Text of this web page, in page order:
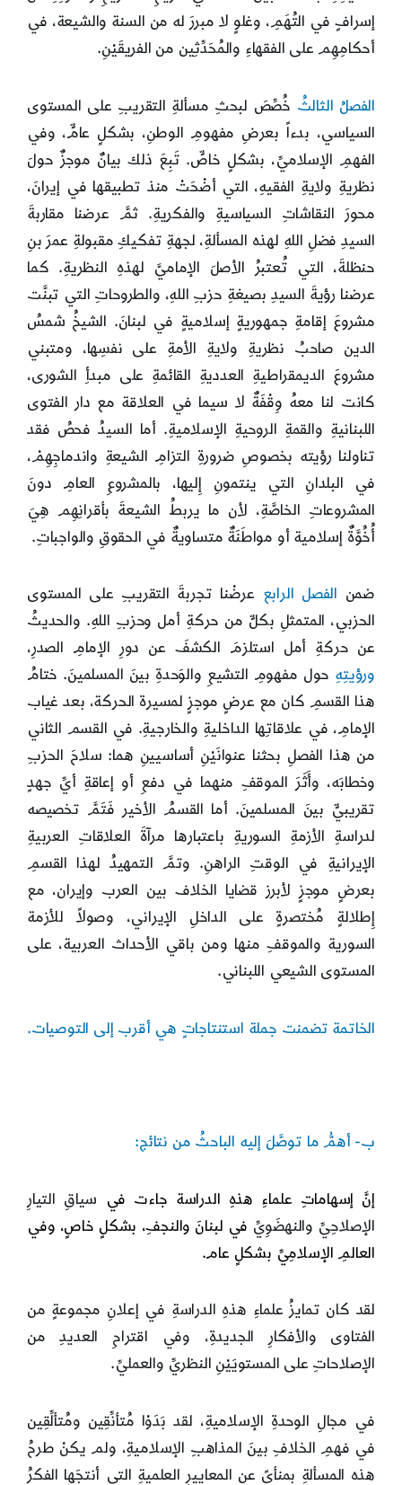
إسرافٍ في التُهَمِ، وغلوٍ لا مبررَ له من السنة والشيعة، في
أحكامِهِم على الفقهاءِ والمُحَدِّثِين من الفريقَيْنِ.
الفصلُ الثالثُ خُصِّصَ لبحثِ مسألةِ التقريبِ على المستوى
السياسي، بدءاً بعرضِ مفهومِ الوطنِ، بشكلٍ عامٍّ، وفي
الفهمِ الإسلاميِّ، بشكلٍ خاصٍّ. تَبِعَ ذلك بيانٌ موجزٌ حولَ
نظريةِ ولايةِ الفقيهِ، التي أضْحَتْ منذ تطبيقها في إيرانَ،
محورَ النقاشاتِ السياسيةِ والفكريةِ. ثمَّ عرضنا مقاربةَ
السيدِ فضلِ اللهِ لهذه المسألةِ، لجهةِ تفكيكِ مقبولةِ عمرَ بنِ
حنظلةَ، التي تُعتبرُ الأصلَ الإماميَّ لهذهِ النظريةِ. كما
عرضنا رؤيةَ السيدِ بصيغةِ حزبِ اللهِ، والطروحاتِ التي تبنَّت
مشروعَ إقامةِ جمهوريةٍ إسلاميةٍ في لبنانَ. الشيخُ شمسُ
الدين صاحبُ نظريةِ ولايةِ الأمةِ على نفسِها، ومتبني
مشروعَ الديمقراطيةِ العدديةِ القائمةِ على مبدأِ الشورى،
كانت لنا معهُ وِقْفَةٌ لا سيما في العلاقة مع دار الفتوى
اللبنانيةِ والقمةِ الروحيةِ الإسلاميةِ. أما السيدُ فحصُ فقد
تناولنا رؤيته بخصوصِ ضرورةِ التزامِ الشيعةِ واندماجِهِمْ،
في البلدانِ التي ينتمونِ إِليها، بالمشروعِ العامِ دونَ
المشروعاتِ الخاصَّةِ، لأن ما يربطُ الشيعةَ بأقرانِهِم هِيَ
أُخُوَّةٌ إسلامية أو مواطَنَةٌ متساويةٌ في الحقوقِ والواجباتِ.
ضمن الفصل الرابع عرضْنا تجربةَ التقريبِ على المستوى
الحزبي، المتمثلِ بكلٍّ من حركةِ أمل وحزبِ اللهِ. والحديثُ
عن حركةِ أمل استلزمَ الكشفَ عن دورِ الإمامِ الصدرِ،
ورؤيتِهِ حول مفهومِ التشيعِ والوَحدةِ بينَ المسلمينَ. ختامُ
هذا القسمِ كان مع عرضٍ موجزٍ لمسيرة الحركة، بعد غياب
الإمامِ، في علاقاتِها الداخليةِ والخارجيةِ. في القسم الثاني
من هذا الفصلِ بحثنا عنوانَيْنِ أساسيينِ هما: سلاحَ الحزبِ
وخطابَه، وأَثَرَ الموقفِ منهما في دفعِ أو إعاقةِ أيِّ جهدٍ
تقريبيٍّ بينَ المسلمينَ. أما القسمُ الأخير فَتَمَّ تخصيصه
لدراسةِ الأزمةِ السوريةِ باعتبارها مرآةَ العلاقاتِ العربيةِ
الإيرانيةِ في الوقتِ الراهنِ. وتمَّ التمهيدُ لهذا القسمِ
بعرضٍ موجزٍ لأبرز قضايا الخلاف بين العرب وإيران، مع
إِطلالةٍ مُختصرةٍ على الداخلِ الإيراني، وصولاً للأزمة
السورية والموقفِ منها ومن باقي الأحداث العربية، على
المستوى الشيعي اللبناني.
الخاتمة تضمنت جملة استنتاجاتٍ هي أقرب إلى التوصيات.
ب‌- أهمُّ ما توصَّلَ إليه الباحثُ من نتائج:
إنَّ إسهاماتِ علماءِ هذهِ الدراسة جاءت في
سياقِ التيارِ
الإصلاحِيِّ والنهضَوِيِّ في لبنانَ والنجفِ، بشكلٍ خاصٍ، وفي
العالمِ الإسلامِيِّ بشكلٍ عام.
لقد كان تمايزُ علماءِ هذهِ الدراسةِ في إعلانِ مجموعةٍ من
الفتاوى والأفكارِ الجديدةِ، وفي اقتراحِ العديدِ من
الإصلاحاتِ على المستويَيْنِ النظريِّ والعمليِّ.
في مجالِ الوحدةِ الإسلاميةِ، لقد بَدَوْا مُتأنِّقِين ومُتألِّقِين
في فهمِ الخلافِ بينَ المذاهبِ الإسلاميةِ، ولم يكنْ طرحُ
هذه المسألةِ بمنأىً عن المعاييرِ العلميةِ التي أنتجَها الفكرُ